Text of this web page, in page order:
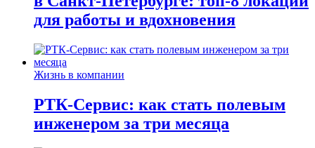
для работы и вдохновения
Жизнь в компании
РТК-Сервис: как стать полевым
инженером за три месяца